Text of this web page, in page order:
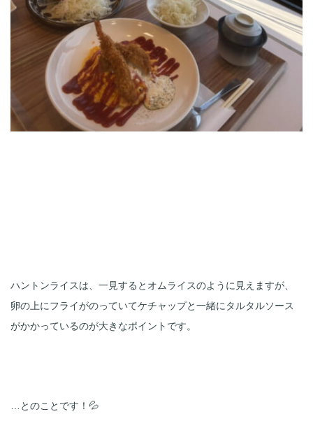
ハントンライスは、一見するとオムライスのように見えますが、
卵の上にフライがのっていてケチャップと一緒にタルタルソース
がかかっているのが大きなポイントです。
…とのことです！💦